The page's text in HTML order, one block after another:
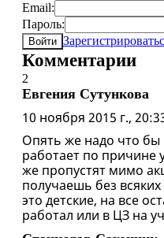
Email:
Пароль:
Войти
Комментарии
2
Евгения Сутункова
10 ноября 2015 г.,
Опять же надо что бы
работает по причине
же пропустят мимо
получаешь без
это детские, на все
работал или в ЦЗ на